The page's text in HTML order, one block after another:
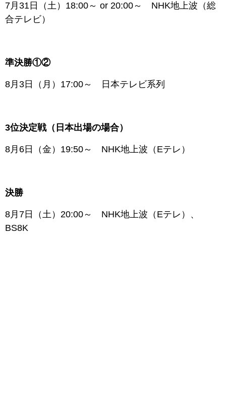
7月31日（土）18:00～ or 20:00～ NHK地上波（総
合テレビ）
準決勝①②
8月3日（月）17:00～ 日本テレビ系列
3位決定戦（日本出場の場合）
8月6日（金）19:50～ NHK地上波（Eテレ）
決勝
8月7日（土）20:00～ NHK地上波（Eテレ）、
BS8K